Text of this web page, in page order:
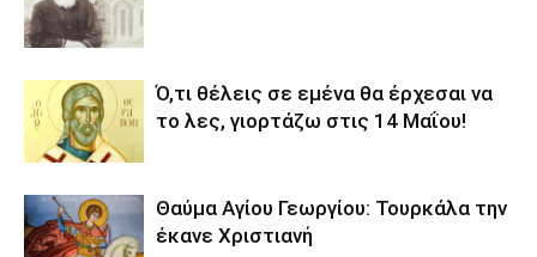
Ό,τι θέλεις σε εμένα θα έρχεσαι να
το λες, γιορτάζω στις 14 Μαΐου!
Θαύμα Αγίου Γεωργίου: Τουρκάλα την
έκανε Χριστιανή